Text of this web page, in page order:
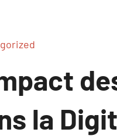
la